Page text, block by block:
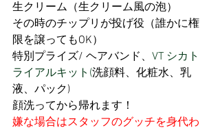
生クリーム（生クリーム風の泡）
その時のチップリが投げ役（誰かに権
限を譲ってもOK）
特別プライズ/ ヘアバンド、 VT シカト
ライアルキット(洗顔料、化粧水、乳
液、パック)
顔洗ってから帰れます！
嫌な場合はスタッフのグッチを身代わ